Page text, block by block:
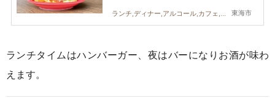
東海市
ランチ,ディナー,アルコール,カフェ,行ってみたレポ
ランチタイムはハンバーガー、夜はバーになりお酒が味わ
えます。